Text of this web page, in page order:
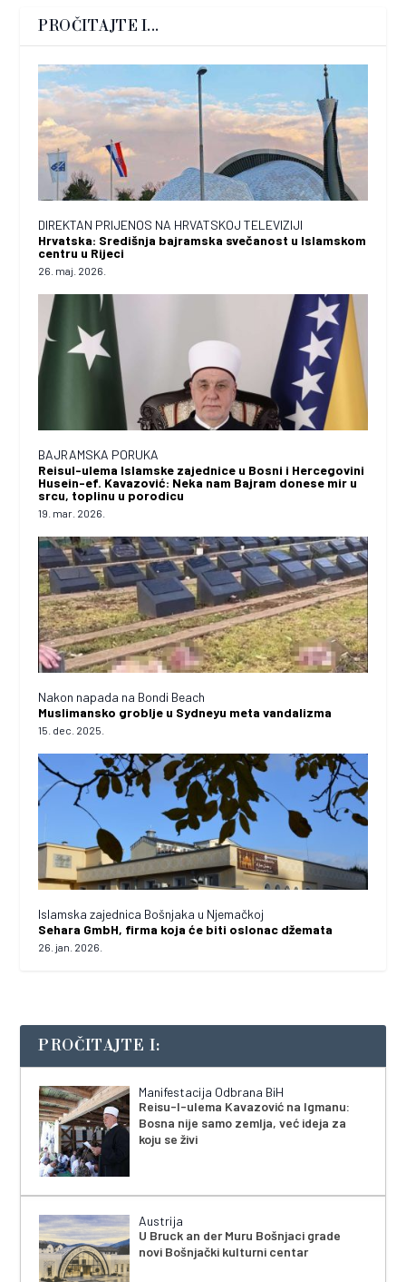
PROČITAJTE I...
DIREKTAN PRIJENOS NA HRVATSKOJ TELEVIZIJI
Hrvatska: Središnja bajramska svečanost u Islamskom
centru u Rijeci
26. maj. 2026.
BAJRAMSKA PORUKA
Reisul-ulema Islamske zajednice u Bosni i Hercegovini
Husein-ef. Kavazović: Neka nam Bajram donese mir u
srcu, toplinu u porodicu
19. mar. 2026.
Nakon napada na Bondi Beach
Muslimansko groblje u Sydneyu meta vandalizma
15. dec. 2025.
Islamska zajednica Bošnjaka u Njemačkoj
Sehara GmbH, firma koja će biti oslonac džemata
26. jan. 2026.
PROČITAJTE I:
Manifestacija Odbrana BiH
Reisu-l-ulema Kavazović na Igmanu:
Bosna nije samo zemlja, već ideja za
koju se živi
Austrija
U Bruck an der Muru Bošnjaci grade
novi Bošnjački kulturni centar